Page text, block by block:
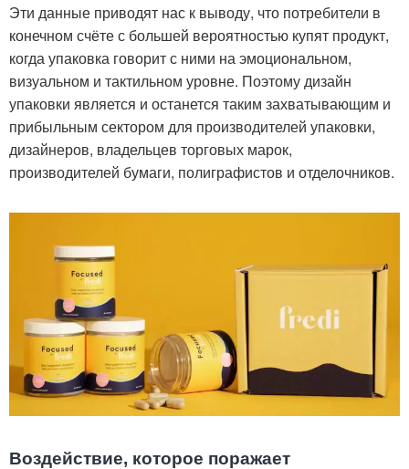
Эти данные приводят нас к выводу, что потребители в
конечном счёте с большей вероятностью купят продукт,
когда упаковка говорит с ними на эмоциональном,
визуальном и тактильном уровне. Поэтому дизайн
упаковки является и останется таким захватывающим и
прибыльным сектором для производителей упаковки,
дизайнеров, владельцев торговых марок,
производителей бумаги, полиграфистов и отделочников.
Воздействие, которое поражает